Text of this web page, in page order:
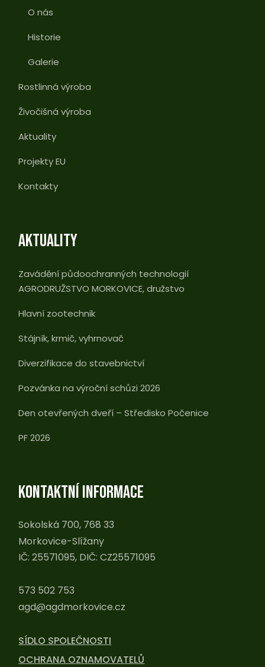
O nás
Historie
Galerie
Rostlinná výroba
Živočišná výroba
Aktuality
Projekty EU
Kontakty
AKTUALITY
Zavádění půdoochranných technologií
AGRODRUŽSTVO MORKOVICE, družstvo
Hlavní zootechnik
Stájník, krmič, vyhrnovač
Diverzifikace do stavebnictví
Pozvánka na výroční schůzi 2026
Den otevřených dveří – Středisko Počenice
PF 2026
KONTAKTNÍ INFORMACE
Sokolská 700, 768 33
Morkovice-Slížany
IČ: 25571095, DIČ: CZ25571095
573 502 753
agd@agdmorkovice.cz
SÍDLO SPOLEČNOSTI
OCHRANA OZNAMOVATELŮ